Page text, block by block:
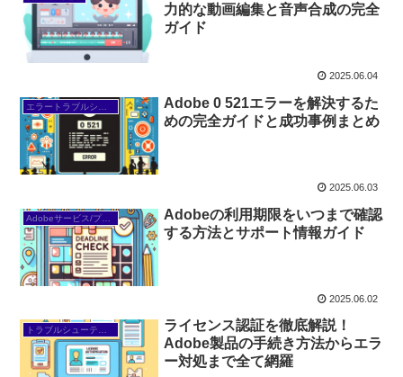
力的な動画編集と音声合成の完全
ガイド
2025.06.04
エラートラブルシューティング
Adobe 0 521エラーを解決するた
めの完全ガイドと成功事例まとめ
2025.06.03
Adobeサービス/プラン
Adobeの利用期限をいつまで確認
する方法とサポート情報ガイド
2025.06.02
ライセンス認証を徹底解説！
Adobe製品の手続き方法からエラ
ー対処まで全て網羅